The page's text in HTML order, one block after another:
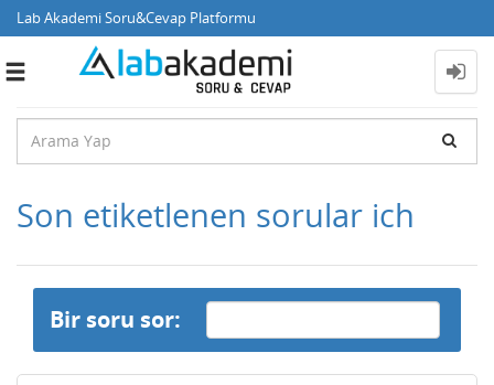
Lab Akademi Soru&Cevap Platformu
Toggle
Son etiketlenen sorular ich
Bir soru sor: